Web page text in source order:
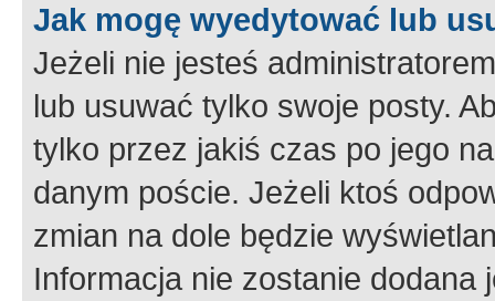
Jak mogę wyedytować lub
Jeżeli nie jesteś
lub usuwać tylko swoje posty.
tylko przez jakiś czas po jego
danym poście. Jeżeli ktoś
zmian na dole będzie
Informacja nie zostanie dodana